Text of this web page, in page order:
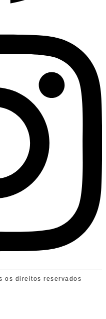
os direitos reservados